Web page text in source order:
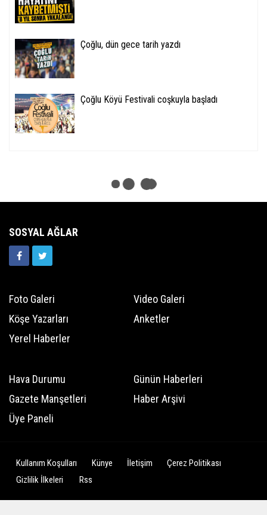
Çoğlu, dün gece tarih yazdı
Çoğlu Köyü Festivali coşkuyla başladı
SOSYAL AĞLAR
Foto Galeri
Video Galeri
Köşe Yazarları
Anketler
Yerel Haberler
Hava Durumu
Günün Haberleri
Gazete Manşetleri
Haber Arşivi
Üye Paneli
Kullanım Koşulları Künye İletişim
Çerez Politikası
Gizlilik İlkeleri
Rss